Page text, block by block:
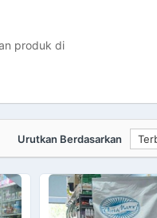
& AKSESORIS
produk di
Urutkan Berdasarkan